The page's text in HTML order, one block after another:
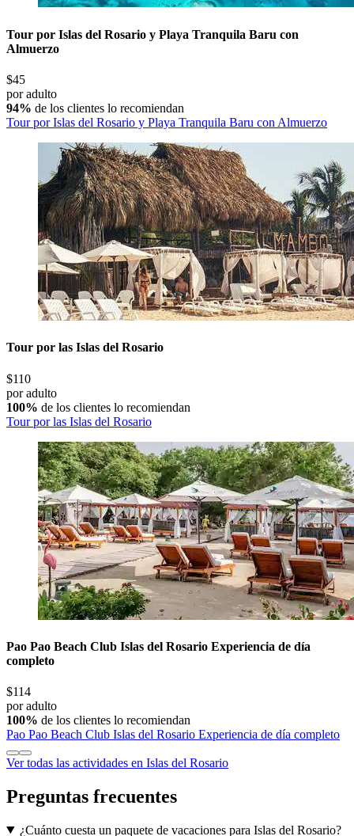
Tour por Islas del Rosario y Playa Tranquila Baru con
Almuerzo
$45
por adulto
94% de los clientes lo recomiendan
Tour por Islas del Rosario y Playa Tranquila Baru con Almuerzo
Tour por las Islas del Rosario
$110
por adulto
100% de los clientes lo recomiendan
Tour por las Islas del Rosario
Pao Pao Beach Club Islas del Rosario Experiencia de día
completo
$114
por adulto
100% de los clientes lo recomiendan
Pao Pao Beach Club Islas del Rosario Experiencia de día completo
Ver todas las actividades en Islas del Rosario
Preguntas frecuentes
¿Cuánto cuesta un paquete de vacaciones para Islas del Rosario?